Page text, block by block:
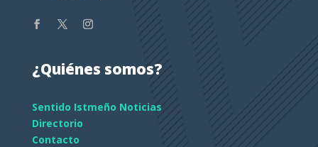
¿Quiénes somos?
Sentido Istmeño Noticias
Directorio
Contacto